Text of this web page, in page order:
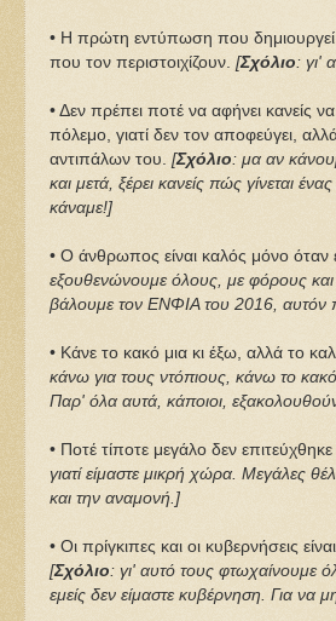
• Η πρώτη εντύπωση που δημιουργεί
που τον περιστοιχίζουν. [Σχόλιο: γι'
• Δεν πρέπει ποτέ να αφήνει κανείς
πόλεμο, γιατί δεν τον αποφεύγει,
αντιπάλων του. [Σχόλιο: μα αν
και μετά, ξέρει κανείς πώς γίνεται
κάναμε!]
• Ο άνθρωπος είναι καλός μόνο όταν
εξουθενώνουμε όλους, με φόρους
βάλουμε τον ΕΝΦΙΑ του 2016, αυτόν
• Κάνε το κακό μια κι έξω, αλλά το
κάνω για τους ντόπιους, κάνω το
Παρ' όλα αυτά, κάποιοι,
• Ποτέ τίποτε μεγάλο δεν επιτεύχθηκε
γιατί είμαστε μικρή χώρα. Μεγάλες
και την αναμονή.]
• Οι πρίγκιπες και οι κυβερνήσεις
[Σχόλιο: γι' αυτό τους φτωχαίνουμε
εμείς δεν είμαστε κυβέρνηση. Για να